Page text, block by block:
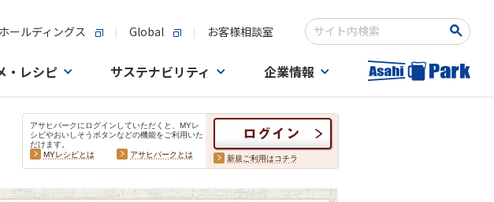
ールディングス Global お客様相談室
検索キーワード入力
・レシピ サステナビリティ 企業情報
アサヒパークにログインしていただくと、MYレ
シピやおいしそうボタンなどの機能をご利用いた
だけます。
MYレシピとは
アサヒパークとは 新規ご利用はコチラ